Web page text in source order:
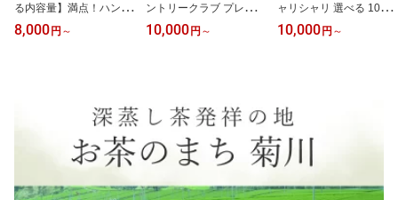
る内容量】満点！ハンバ
ーグ（タレ付）セット 2
個～32個 1個あたり 180
牛肉 食品 惣菜 おかず 冷
凍 焼くだけ 簡単調理 お
取り寄せ 静岡県 菊川市
8,000円 ～
ントリークラブ プレー割
引券 ＜選べる＞ 3,000円
／9,000円／15,000円／3
静岡県 菊川市 10000
円〜100000円 1万円〜1
0万円
10,000円 ～
ャリシャリ 選べる 10本
20本 30本 葛アイス くず
アイス 溶けないアイス
ト ギフト 静岡県 菊川市
送料無料 【2026年6月上
旬～10月上旬迄順次発送
予定】
10,000円 ～